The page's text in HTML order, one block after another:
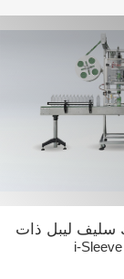
سليف ليبل ذات
i-Sleeve